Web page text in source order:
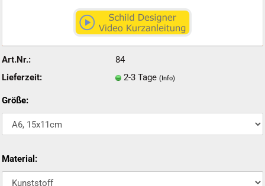
Art.Nr.:
84
Lieferzeit:
2-3 Tage (Info)
Größe:
Material: